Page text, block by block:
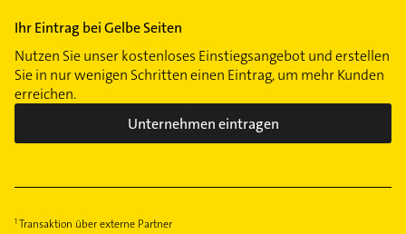
Ihr Eintrag bei Gelbe Seiten
Nutzen Sie unser kostenloses Einstiegsangebot und erstellen
Sie in nur wenigen Schritten einen Eintrag, um mehr Kunden
erreichen.
Unternehmen eintragen
Transaktion über externe Partner